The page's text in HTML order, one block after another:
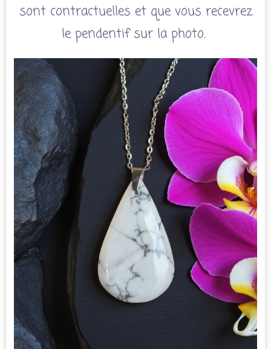
sont contractuelles et que vous recevrez
le pendentif sur la photo.